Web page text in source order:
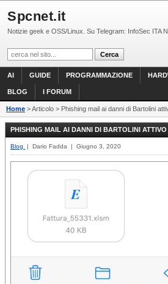
Spcnet.it
Notizie geek e OSS/Linux. Su Telegram: InfoSec ITA
AI GUIDE PROGRAMMAZIONE
BLOG I FORUM
Home > Articolo > Phishing mail ai danni di Bartolini
PHISHING MAIL AI DANNI DI BARTOLINI
Blog | Dario Fadda | Giugno 3, 2020